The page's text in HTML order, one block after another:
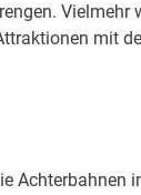
Vielmehr
mit
Achterbahnen